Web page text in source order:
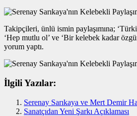
Takipçileri, ünlü ismin paylaşımına;
‘Hep mutlu ol’ ve ‘Bir kelebek kadar
yorum yaptı.
İlgili Yazılar:
Serenay Sarıkaya ve Mert Demir
Sanatçıdan Yeni Şarkı Açıklaması